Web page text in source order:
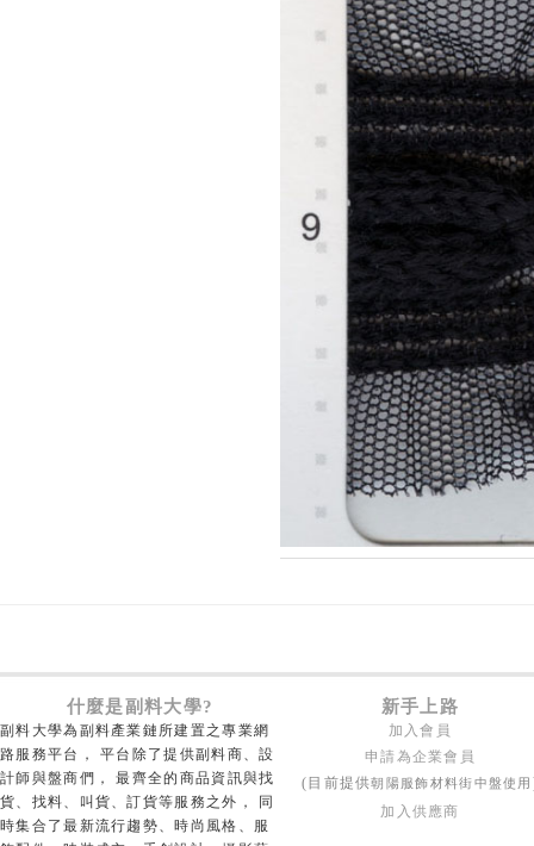
什麼是副料大學? 新手上路
副料大學為副料產業鏈所建置之專業網
路服務平台， 平台除了提供副料商、設
計師與盤商們， 最齊全的商品資訊與找
貨、找料、叫貨、訂貨等服務之外， 同
時集合了最新流行趨勢、時尚風格、服
加入會員
申請為企業會員
(目前提供朝陽服飾材料街中盤使用
加入供應商